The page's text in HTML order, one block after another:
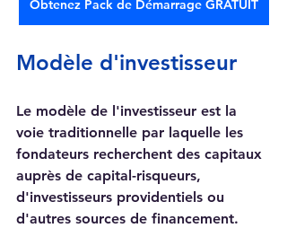
Obtenez Pack de Démarrage GRATUIT
Modèle d'investisseur
Le modèle de l'investisseur est la
voie traditionnelle par laquelle les
fondateurs recherchent des capitaux
auprès de capital-risqueurs,
d'investisseurs providentiels ou
d'autres sources de financement.